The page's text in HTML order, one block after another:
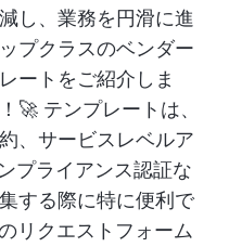
し、業務を円滑に進
プクラスのベンダー
ートをご紹介しま
🚀 テンプレートは、
、サービスレベルア
プライアンス認証な
する際に特に便利で
リクエストフォーム